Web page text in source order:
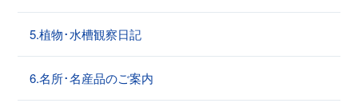
5.植物･水槽観察日記
6.名所･名産品のご案内